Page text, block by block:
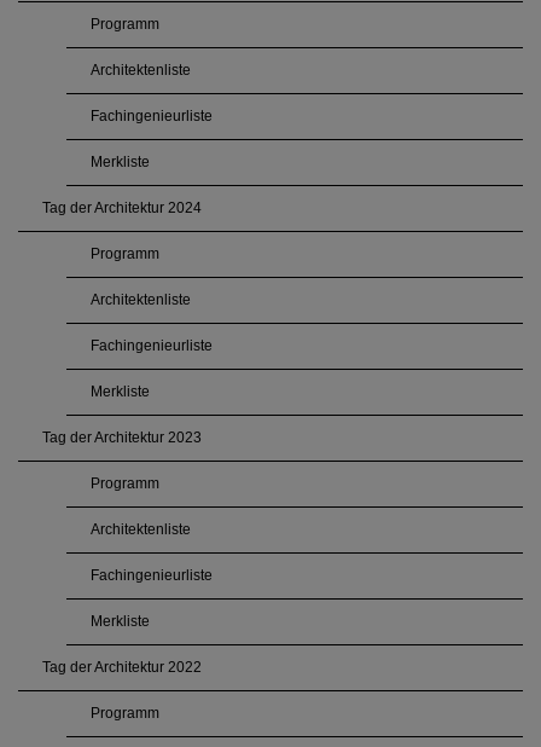
Programm
Architektenliste
Fachingenieurliste
Merkliste
Tag der Architektur 2024
Programm
Architektenliste
Fachingenieurliste
Merkliste
Tag der Architektur 2023
Programm
Architektenliste
Fachingenieurliste
Merkliste
Tag der Architektur 2022
Programm